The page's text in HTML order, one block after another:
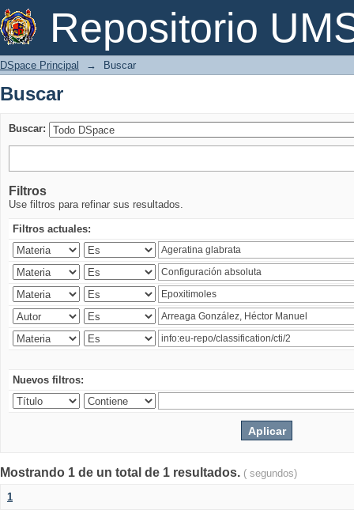
Repositorio
Buscar
DSpace Principal → Buscar
Buscar
Buscar:
Filtros
Use filtros para refinar sus resultados.
Filtros actuales:
Nuevos filtros:
Mostrando 1 de un total de 1 resultados. ( segundos)
1